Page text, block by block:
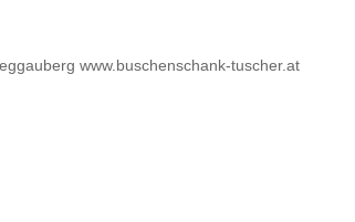
www.buschenschank-tuscher.at